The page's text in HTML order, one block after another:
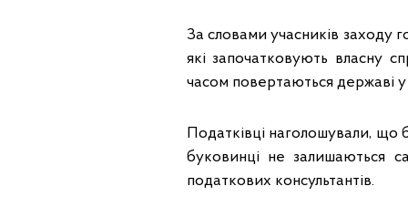
За словами учасників заходу
які започатковують власну
часом повертаються державі у
Податківці наголошували, що
буковинці не залишаються
податкових консультантів.